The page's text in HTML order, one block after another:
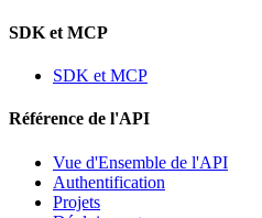
SDK et MCP
SDK et MCP
Référence de l'API
Vue d'Ensemble de l'API
Authentification
Projets